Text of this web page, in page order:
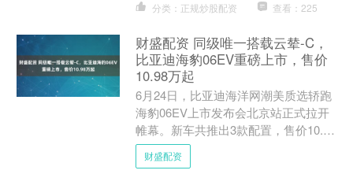
分类：正规炒股配资 查看：225
财盛配资 同级唯一搭载云辇-C，
比亚迪海豹06EV重磅上市，售价
10.98万起
6月24日，比亚迪海洋网潮美质选轿跑
海豹06EV上市发布会北京站正式拉开
帷幕。新车共推出3款配置，售价10.98
万-12.98万元。并推出多重购车礼遇。
作为汽车....
财盛配资